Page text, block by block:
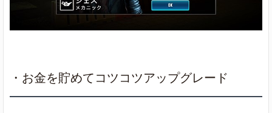
・お金を貯めてコツコツアップグレード